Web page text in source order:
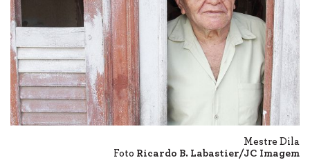
Mestre Dila
Foto Ricardo B. Labastier/JC Imagem